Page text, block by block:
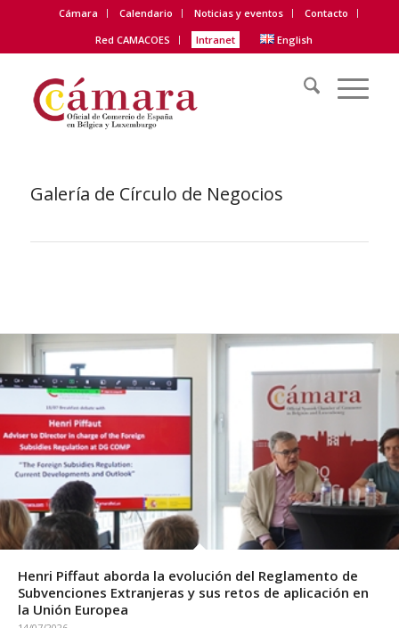
Cámara Calendario Noticias y eventos
Contacto
Red CAMACOES
Intranet English
Galería de Círculo de Negocios
Henri Piffaut aborda la evolución del Reglamento de
Subvenciones Extranjeras y sus retos de aplicación en
la Unión Europea